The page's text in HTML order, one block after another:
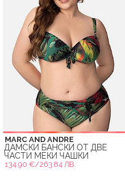
MARC AND ANDRE
ДАМСКИ БАНСКИ ОТ ДВЕ
ЧАСТИ МЕКИ ЧАШКИ
134.90 €/263.84 ЛВ.